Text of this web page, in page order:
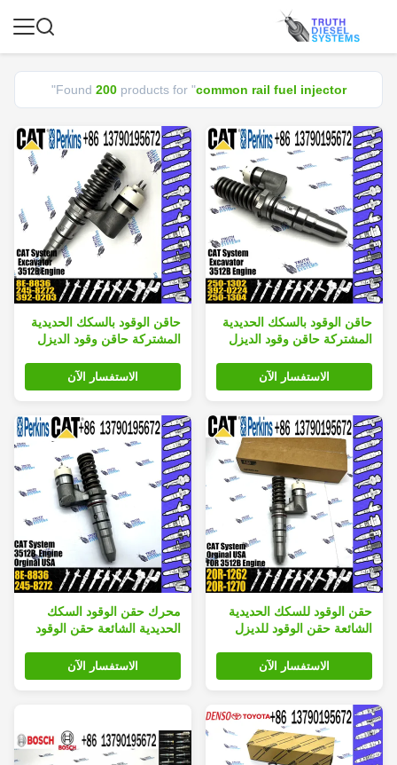
Found 200products for "common rail fuel injector
"
حاقن الوقود بالسكك الحديدية
المشتركة حاقن وقود الديزل
1302
الاستفسار الآن
حاقن الوقود بالسكك الحديدية
المشتركة حاقن وقود الديزل
8E-8836 8E8836 246-1854
الاستفسار الآن
حقن الوقود للسكك الحديدية
الشائعة حقن الوقود للديزل
الاستفسار الآن
محرك حقن الوقود السكك
الحديدية الشائعة حقن الوقود
246-1854
الاستفسار الآن